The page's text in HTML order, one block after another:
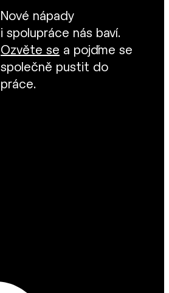
Nové nápady
i spolupráce nás baví.
Ozvěte se a pojďme se
společně pustit do
práce.